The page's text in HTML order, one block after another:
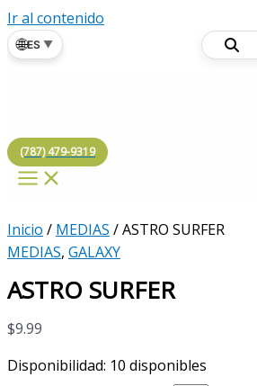
Ir al contenido
🌐ES ▼
(787) 479-9319
Inicio / MEDIAS / ASTRO SURFER
MEDIAS, GALAXY
ASTRO SURFER
$9.99
Disponibilidad: 10 disponibles